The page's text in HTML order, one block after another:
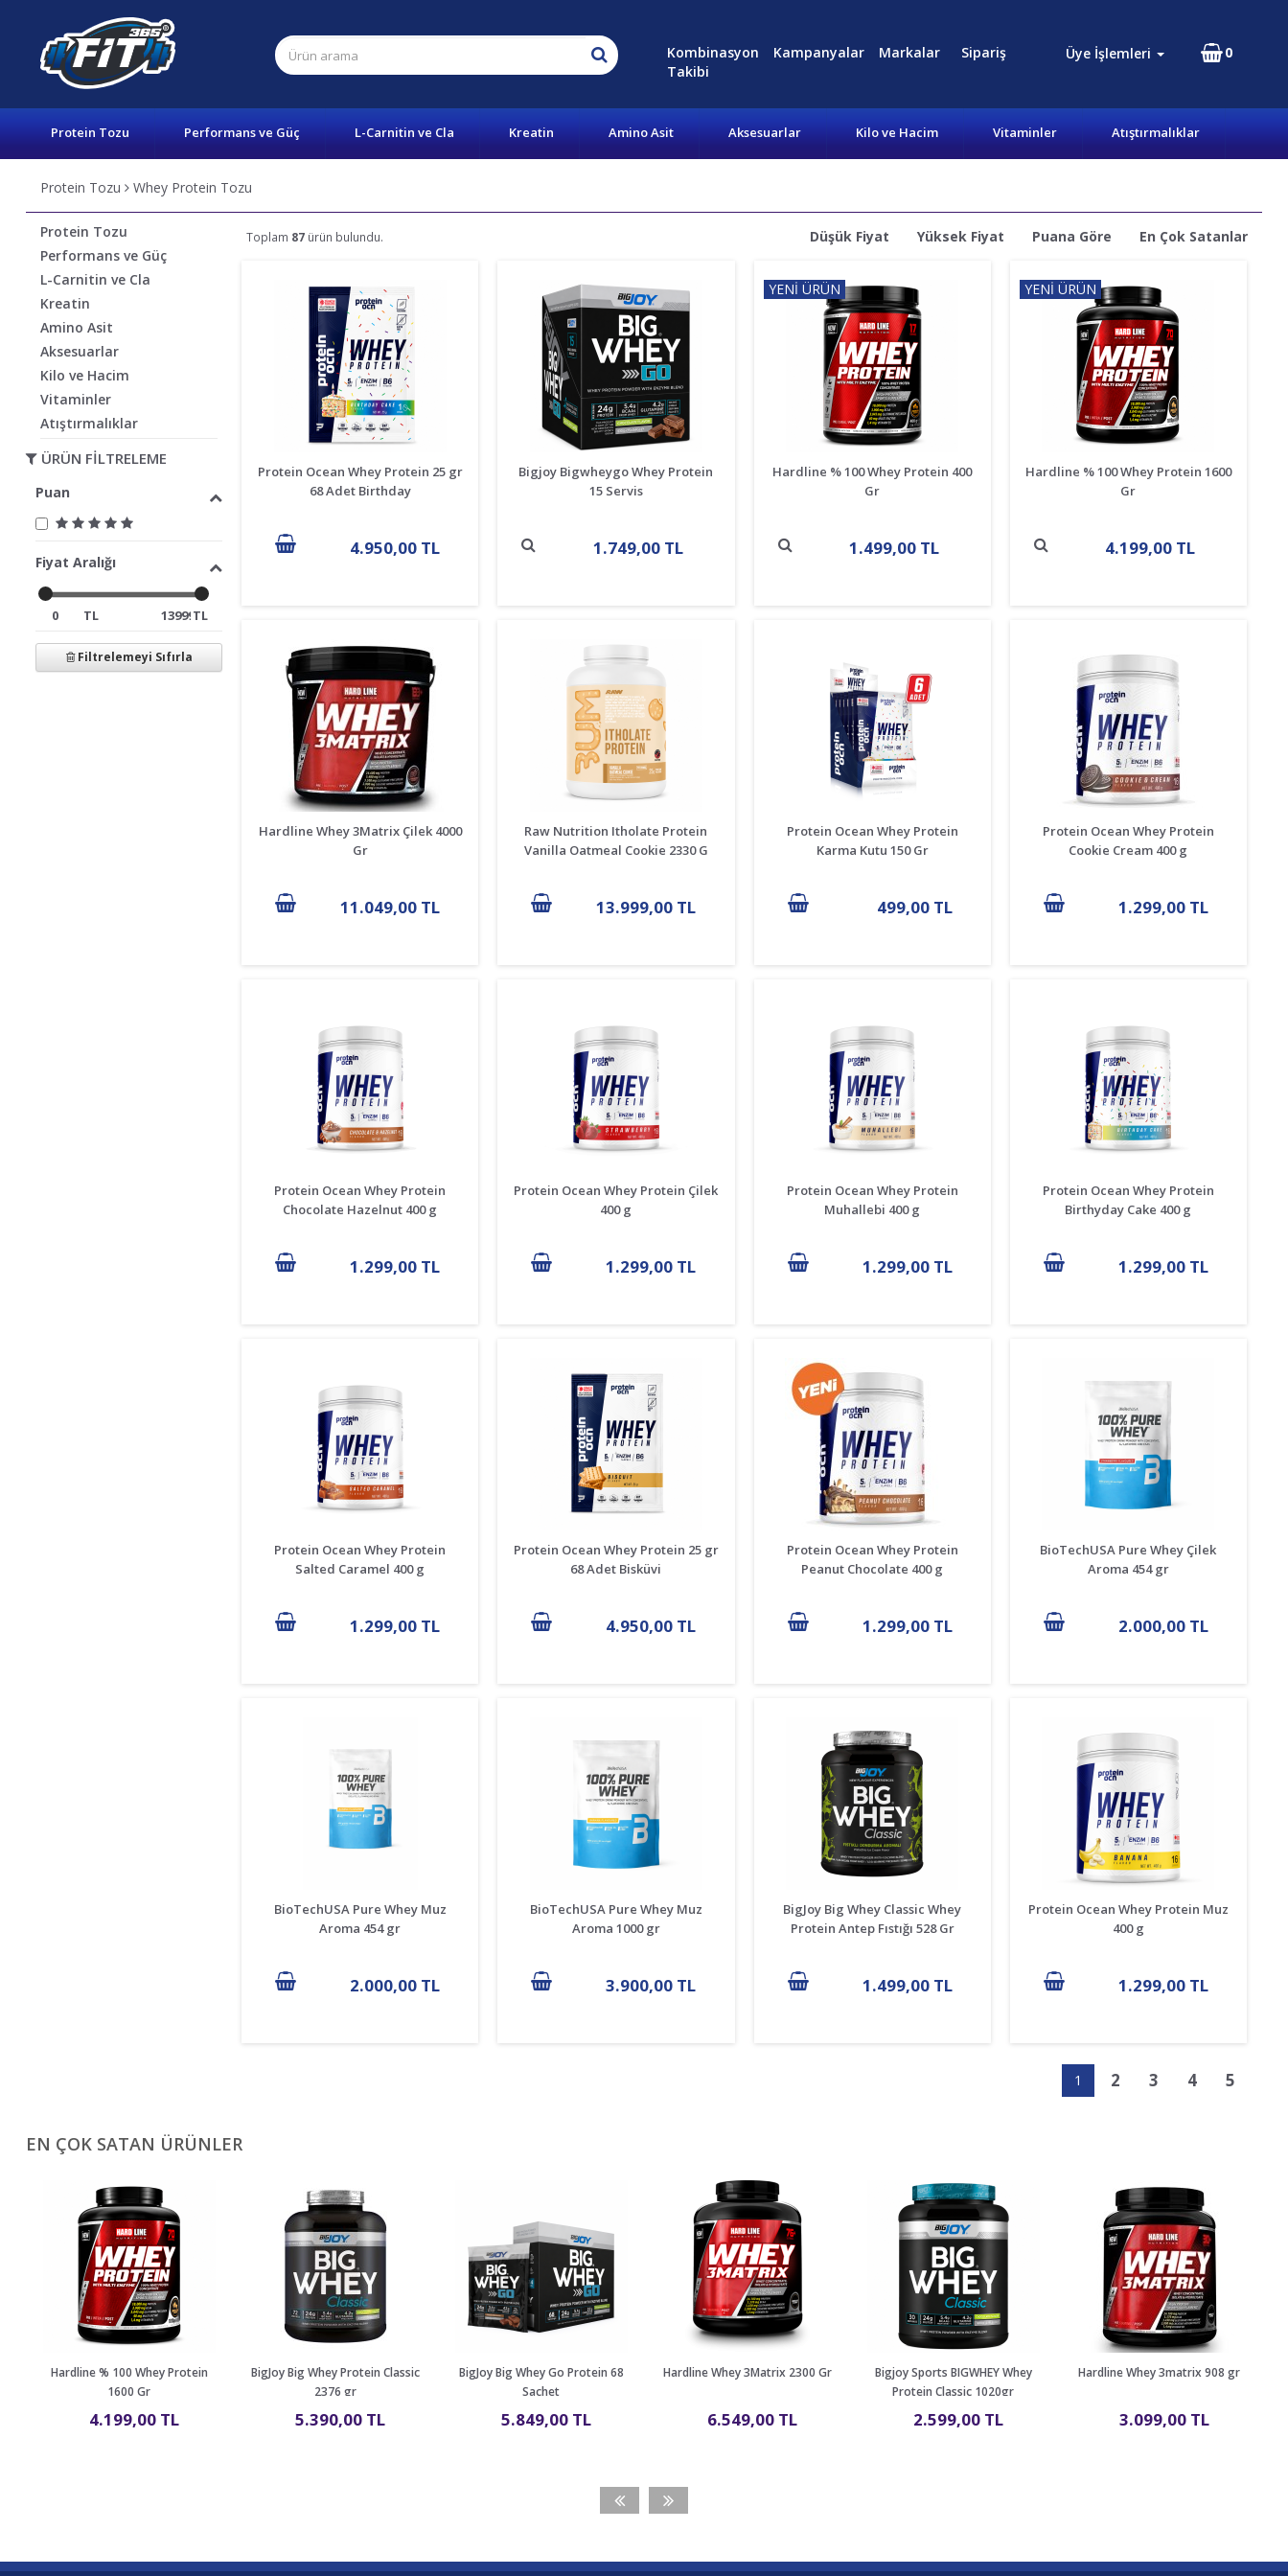
Kombinasyon Kampanyalar Markalar
Sipariş
Takibi
Üye İşlemleri 0
Protein Tozu Performans ve Güç L-Carnitin ve Cla Kreatin Amino Asit Aksesuarlar Kilo ve Hacim Vitaminler Atıştırmalıklar
Protein Tozu Whey Protein Tozu
Protein Tozu
Performans ve Güç
L-Carnitin ve Cla
Kreatin
Amino Asit
Aksesuarlar
Kilo ve Hacim
Vitaminler
Atıştırmalıklar
ÜRÜN FİLTRELEME
Puan
Fiyat Aralığı
TL TL
Filtrelemeyi Sıfırla
Toplam 87 ürün bulundu. Düşük Fiyat Yüksek Fiyat Puana Göre En Çok Satanlar
Protein Ocean Whey Protein 25 gr
68 Adet Birthday
4.950,00 TL
Bigjoy Bigwheygo Whey Protein
15 Servis
1.749,00 TL
YENİ ÜRÜN
Hardline % 100 Whey Protein 400
Gr
1.499,00 TL
YENİ ÜRÜN
Hardline % 100 Whey Protein 1600
Gr
4.199,00 TL
Hardline Whey 3Matrix Çilek 4000
Gr
11.049,00 TL
Raw Nutrition Itholate Protein
Vanilla Oatmeal Cookie 2330 G
13.999,00 TL
Protein Ocean Whey Protein
Karma Kutu 150 Gr
499,00 TL
Protein Ocean Whey Protein
Cookie Cream 400 g
1.299,00 TL
Protein Ocean Whey Protein
Chocolate Hazelnut 400 g
1.299,00 TL
Protein Ocean Whey Protein Çilek
400 g
1.299,00 TL
Protein Ocean Whey Protein
Muhallebi 400 g
1.299,00 TL
Protein Ocean Whey Protein
Birthyday Cake 400 g
1.299,00 TL
Protein Ocean Whey Protein
Salted Caramel 400 g
1.299,00 TL
Protein Ocean Whey Protein 25 gr
68 Adet Bisküvi
4.950,00 TL
Protein Ocean Whey Protein
Peanut Chocolate 400 g
1.299,00 TL
BioTechUSA Pure Whey Çilek
Aroma 454 gr
2.000,00 TL
BioTechUSA Pure Whey Muz
Aroma 454 gr
2.000,00 TL
BioTechUSA Pure Whey Muz
Aroma 1000 gr
3.900,00 TL
BigJoy Big Whey Classic Whey
Protein Antep Fıstığı 528 Gr
1.499,00 TL
Protein Ocean Whey Protein Muz
400 g
1.299,00 TL
1 2 3 4 5
EN ÇOK SATAN ÜRÜNLER
Hardline % 100 Whey Protein
1600 Gr
4.199,00 TL
BigJoy Big Whey Protein Classic
2376 gr
5.390,00 TL
BigJoy Big Whey Go Protein 68
Sachet
5.849,00 TL
Hardline Whey 3Matrix 2300 Gr
6.549,00 TL
Bigjoy Sports BIGWHEY Whey
Protein Classic 1020gr
2.599,00 TL
Hardline Whey 3matrix 908 gr
3.099,00 TL